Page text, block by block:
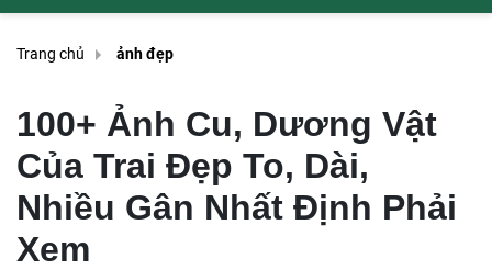
Trang chủ ảnh đẹp
100+ Ảnh Cu, Dương Vật
Của Trai Đẹp To, Dài,
Nhiều Gân Nhất Định Phải
Xem